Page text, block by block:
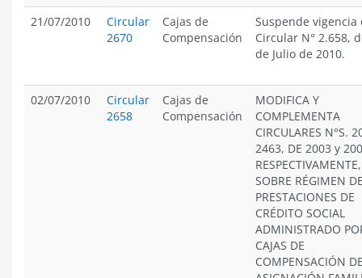
21/07/2010
Circular
2670
Cajas de
Compensación
Suspende vigencia
Circular N° 2.658,
de Julio de 2010.
02/07/2010
Circular
2658
Cajas de
Compensación
MODIFICA Y
COMPLEMENTA
CIRCULARES N°S.
2463, DE 2003 y
RESPECTIVAMENTE,
SOBRE RÉGIMEN
PRESTACIONES DE
CRÉDITO SOCIAL
ADMINISTRADO
CAJAS DE
COMPENSACIÓN